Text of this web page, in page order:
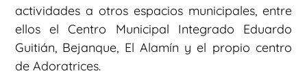
actividades a otros espacios municipales, entre
ellos el Centro Municipal Integrado Eduardo
Guitián, Bejanque, El Alamín y el propio centro
de Adoratrices.